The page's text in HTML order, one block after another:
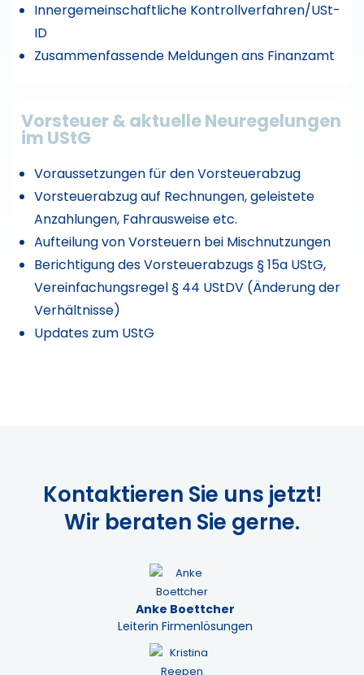
Innergemeinschaftliche Kontrollverfahren/USt-
ID
Zusammenfassende Meldungen ans Finanzamt
Vorsteuer & aktuelle Neuregelungen
im UStG
Voraussetzungen für den Vorsteuerabzug
Vorsteuerabzug auf Rechnungen, geleistete
Anzahlungen, Fahrausweise etc.
Aufteilung von Vorsteuern bei Mischnutzungen
Berichtigung des Vorsteuerabzugs § 15a UStG,
Vereinfachungsregel § 44 UStDV (Änderung der
Verhältnisse)
Updates zum UStG
Kontaktieren Sie uns jetzt!
Wir beraten Sie gerne.
Anke Boettcher
Leiterin Firmenlösungen